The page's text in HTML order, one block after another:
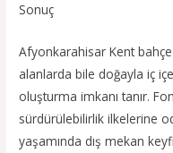
Sonuç
Afyonkarahisar Kent bahçe
alanlarda bile doğayla iç
oluşturma imkanı tanır.
sürdürülebilirlik ilkelerine
yaşamında dış mekan